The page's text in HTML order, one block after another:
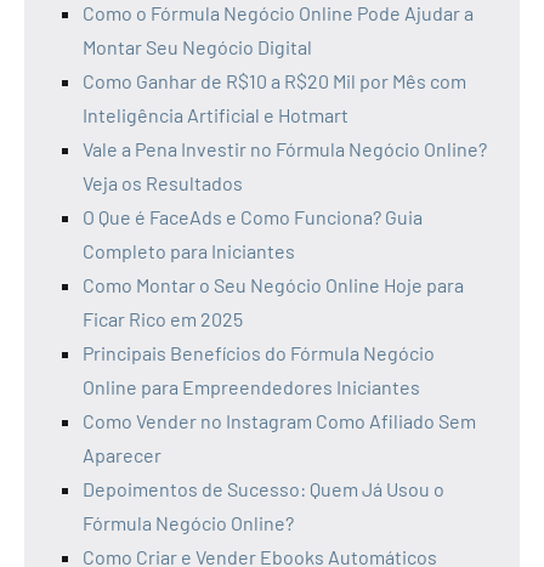
Como o Fórmula Negócio Online Pode Ajudar a
Montar Seu Negócio Digital
Como Ganhar de R$10 a R$20 Mil por Mês com
Inteligência Artificial e Hotmart
Vale a Pena Investir no Fórmula Negócio Online?
Veja os Resultados
O Que é FaceAds e Como Funciona? Guia
Completo para Iniciantes
Como Montar o Seu Negócio Online Hoje para
Ficar Rico em 2025
Principais Benefícios do Fórmula Negócio
Online para Empreendedores Iniciantes
Como Vender no Instagram Como Afiliado Sem
Aparecer
Depoimentos de Sucesso: Quem Já Usou o
Fórmula Negócio Online?
Como Criar e Vender Ebooks Automáticos